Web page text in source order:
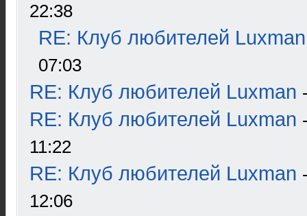
22:38
RE: Клуб любителей Luxman
07:03
RE: Клуб любителей Luxman
RE: Клуб любителей Luxman
11:22
RE: Клуб любителей Luxman
12:06